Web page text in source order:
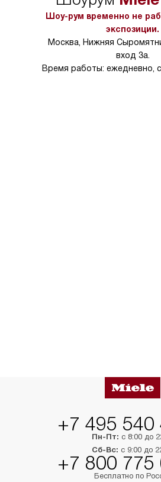
Шоу-рум временно не
экспозиции.
Москва, Нижняя
вход 3а.
Время работы: ежедневно,
+7 495 540
Пн-Пт: с 8:00 до
Сб-Вс: с 9:00 до
+7 800 775
Бесплатно по